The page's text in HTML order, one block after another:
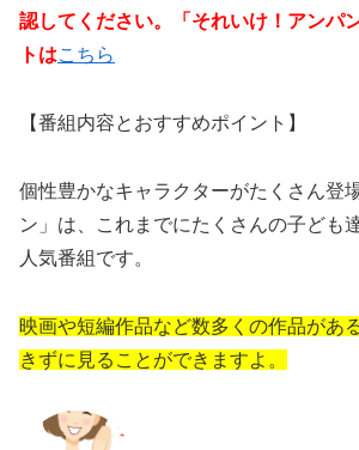
認してください。「それいけ！アンパ
トはこちら
【番組内容とおすすめポイント】
個性豊かなキャラクターがたくさん登
ン」は、これまでにたくさんの子ども
人気番組です。
映画や短編作品など数多くの作品があ
きずに見ることができますよ。